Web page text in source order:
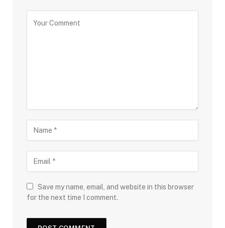
Save my name, email, and website in this browser
for the next time I comment.